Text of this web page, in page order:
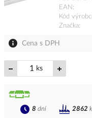
EAN
Kód
Značka
Cena s DPH
ks
8 dní 2862